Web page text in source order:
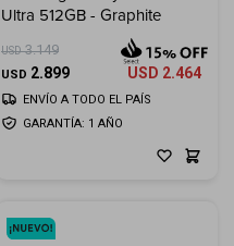
Ultra 512GB - Graphite
USD 3.149
USD 2.899 USD 2.464
GARANTÍA: 1 AÑO
ENVÍO A TODO EL PAÍS